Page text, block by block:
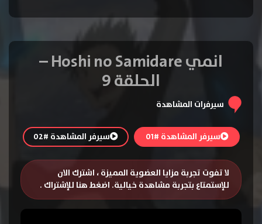
انمي Hoshi no Samidare –
الحلقة 9
سيرفرات المشاهدة
سيرفر المشاهدة #01 سيرفر المشاهدة #02
لا تفوت تجربة مزايا العضوية المميزة ، اشترك الان
للإستمتاع بتجربة مشاهدة خيالية. اضغط هنا للإشتراك .